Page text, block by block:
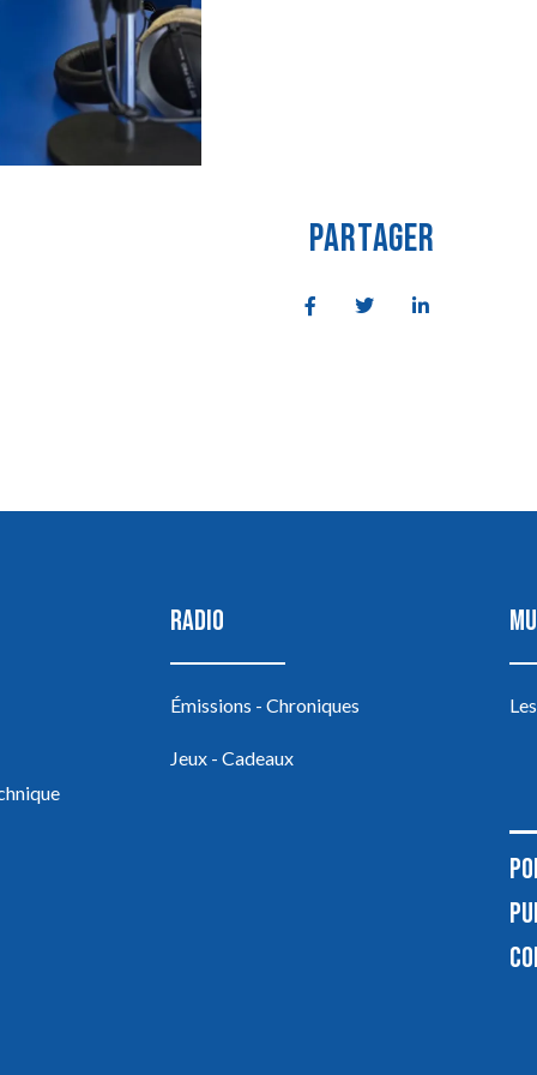
PARTAGER
RADIO
Émissions - Chroniques
Jeux - Cadeaux